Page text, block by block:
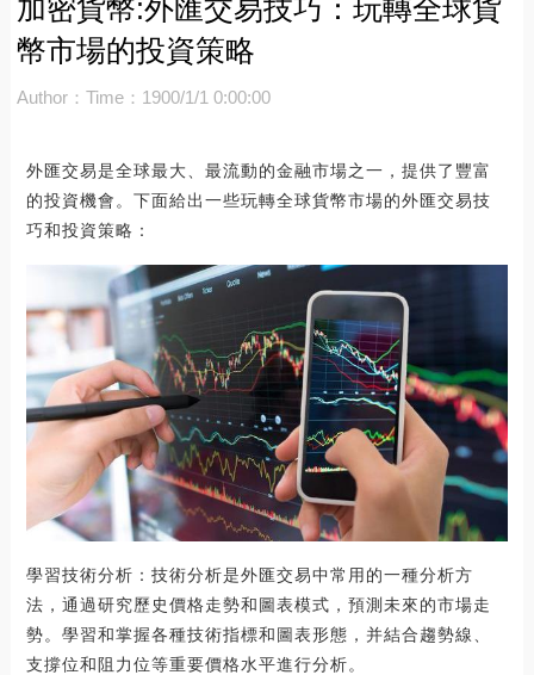
加密貨幣:外匯交易技巧：玩轉全球貨
幣市場的投資策略
Author： Time：1900/1/1 0:00:00
外匯交易是全球最大、最流動的金融市場之一，提供了豐富
的投資機會。下面給出一些玩轉全球貨幣市場的外匯交易技
巧和投資策略：
學習技術分析：技術分析是外匯交易中常用的一種分析方
法，通過研究歷史價格走勢和圖表模式，預測未來的市場走
勢。學習和掌握各種技術指標和圖表形態，并結合趨勢線、
支撐位和阻力位等重要價格水平進行分析。